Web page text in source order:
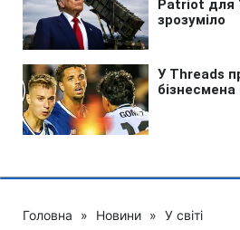
Головна » Новини » У світі